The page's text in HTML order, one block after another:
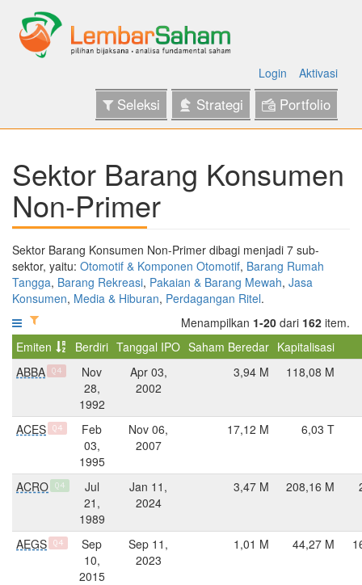
Login Aktivasi
Seleksi Strategi Portfolio
Sektor Barang Konsumen
Non-Primer
Sektor Barang Konsumen Non-Primer dibagi menjadi 7 sub-
sektor, yaitu: Otomotif & Komponen Otomotif, Barang Rumah
Tangga, Barang Rekreasi, Pakaian & Barang Mewah, Jasa
Konsumen, Media & Hiburan, Perdagangan Ritel.
Menampilkan 1-20 dari 162 item.
Emiten
Berdiri Tanggal IPO Saham Beredar Kapitalisasi
ABBA
Q4
Nov
28,
1992
Apr 03,
2002
3,94 M 118,08 M
ACES Q4
Feb
03,
1995
Nov 06,
2007
17,12 M 6,03 T
ACRO Q4
Jul
21,
1989
Jan 11,
2024
3,47 M 208,16 M
AEGS Q4
Sep
10,
2015
Sep 11,
2023
1,01 M 44,27 M